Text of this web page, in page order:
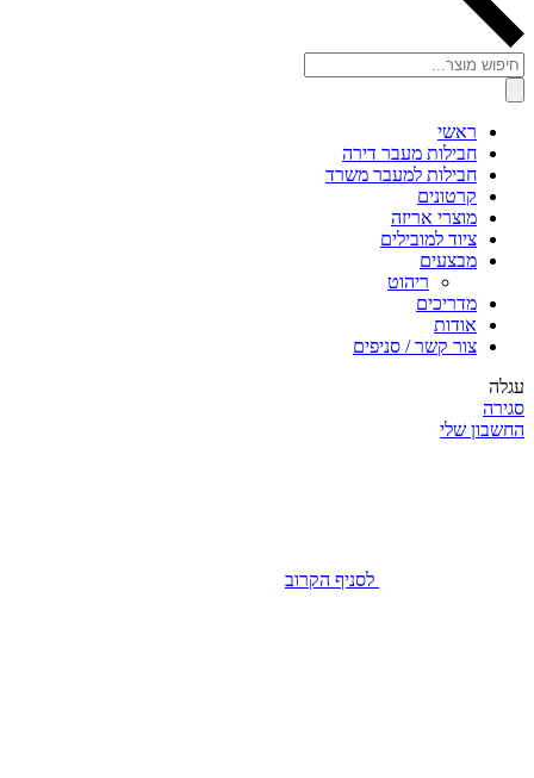
Products
search
ראשי
חבילות מעבר דירה
חבילות למעבר משרד
קרטונים
מוצרי אריזה
ציוד למובילים
מבצעים
ריהוט
מדריכים
אודות
צור קשר / סניפים
עגלה
סגירה
החשבון שלי
לסניף הקרוב